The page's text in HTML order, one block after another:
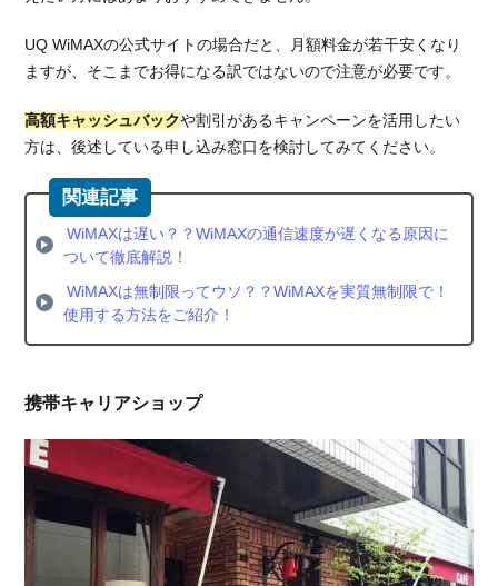
UQ WiMAXの公式サイトの場合だと、月額料金が若干安くなり
ますが、そこまでお得になる訳ではないので注意が必要です。
高額キャッシュバックや割引があるキャンペーンを活用したい
方は、後述している申し込み窓口を検討してみてください。
WiMAXは遅い？？WiMAXの通信速度が遅くなる原因に
ついて徹底解説！
WiMAXは無制限ってウソ？？WiMAXを実質無制限で！
使用する方法をご紹介！
携帯キャリアショップ